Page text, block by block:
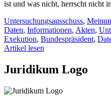
ist und was nicht, herrscht nicht
Untersuchungsausschuss,
Daten, Informationen, Akten,
Exekution, Bundespräsident,
Artikel lesen
Juridikum Logo